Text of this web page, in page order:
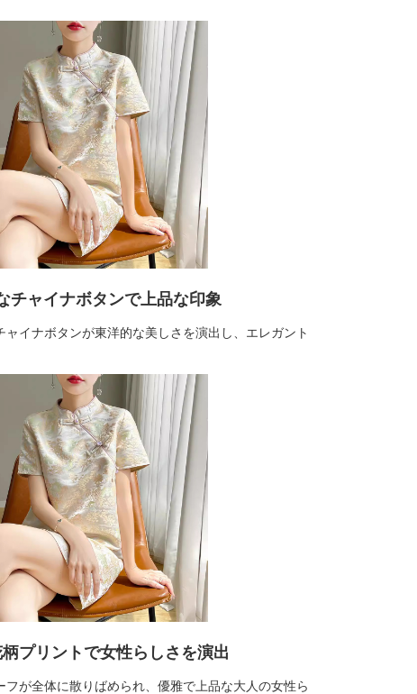
チャイナボタンで上品な印象
ャイナボタンが東洋的な美しさを演出し、エレガント
プリントで女性らしさを演出
が全体に散りばめられ、優雅で上品な大人の女性ら